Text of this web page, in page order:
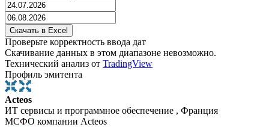
Проверьте корректность ввода дат
Скачивание данных в этом диапазоне невозможно.
Технический анализ от TradingView
Профиль эмитента
Acteos
ИТ сервисы и программное обеспечение , Франция
МСФО компании Acteos